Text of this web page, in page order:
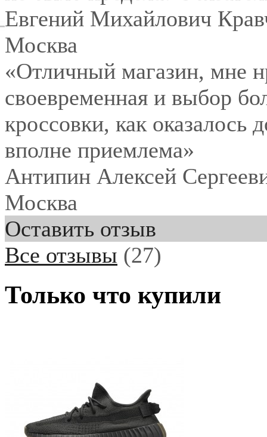
Евгений Михайлович
Москва
«Отличный магазин, мне
своевременная и выбор
кроссовки, как оказалось
вполне приемлема»
Антипин Алексей
Москва
Оставить отзыв
Все отзывы (27)
Только что купили